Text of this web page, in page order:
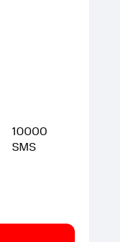
10000
SMS